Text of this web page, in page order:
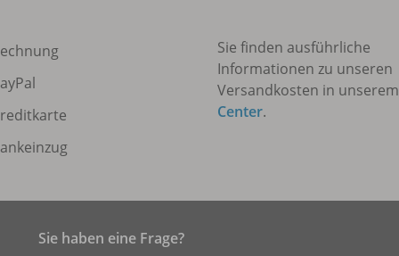
Sie finden ausführliche
Informationen zu unseren
Versandkosten in unserem
Center.
Sie haben eine Frage?